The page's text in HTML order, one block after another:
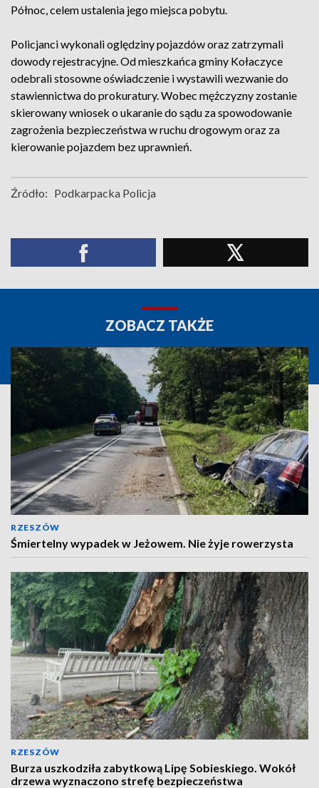
Północ, celem ustalenia jego miejsca pobytu.
Policjanci wykonali oględziny pojazdów oraz zatrzymali
dowody rejestracyjne. Od mieszkańca gminy Kołaczyce
odebrali stosowne oświadczenie i wystawili wezwanie do
stawiennictwa do prokuratury. Wobec mężczyzny zostanie
skierowany wniosek o ukaranie do sądu za spowodowanie
zagrożenia bezpieczeństwa w ruchu drogowym oraz za
kierowanie pojazdem bez uprawnień.
Źródło: Podkarpacka Policja
ZOBACZ TAKŻE
RZESZÓW
Śmiertelny wypadek w Jeżowem. Nie żyje rowerzysta
RZESZÓW
Burza uszkodziła zabytkową Lipę Sobieskiego. Wokół
drzewa wyznaczono strefę bezpieczeństwa